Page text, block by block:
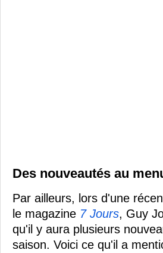
Des nouveautés au
Par ailleurs, lors d'une
le magazine 7 Jours, Guy
qu'il y aura plusieurs
saison. Voici ce qu'il a